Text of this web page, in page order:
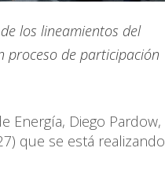
los lineamientos del
proceso de participación
Energía, Diego Pardow,
que se está realizando